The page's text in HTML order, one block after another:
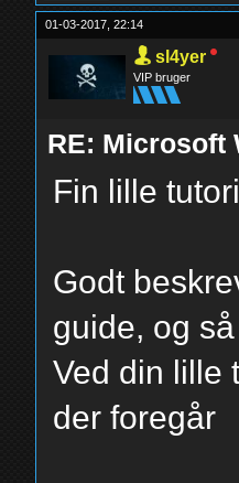
01-03-2017, 22:14
sl4yer
VIP bruger
RE: Microsoft
Fin lille
Godt
guide, og
Ved din lille
der foregår